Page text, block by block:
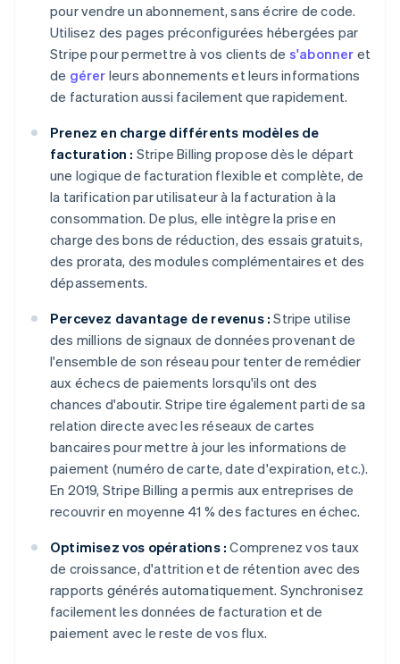
pour vendre un abonnement, sans écrire de code.
Utilisez des pages préconfigurées hébergées par
Stripe pour permettre à vos clients de s'abonner et
de gérer leurs abonnements et leurs informations
de facturation aussi facilement que rapidement.
Prenez en charge différents modèles de
facturation : Stripe Billing propose dès le départ
une logique de facturation flexible et complète, de
la tarification par utilisateur à la facturation à la
consommation. De plus, elle intègre la prise en
charge des bons de réduction, des essais gratuits,
des prorata, des modules complémentaires et des
dépassements.
Percevez davantage de revenus : Stripe utilise
des millions de signaux de données provenant de
l'ensemble de son réseau pour tenter de remédier
aux échecs de paiements lorsqu'ils ont des
chances d'aboutir. Stripe tire également parti de sa
relation directe avec les réseaux de cartes
bancaires pour mettre à jour les informations de
paiement (numéro de carte, date d'expiration, etc.).
En 2019, Stripe Billing a permis aux entreprises de
recouvrir en moyenne 41 % des factures en échec.
Optimisez vos opérations : Comprenez vos taux
de croissance, d'attrition et de rétention avec des
rapports générés automatiquement. Synchronisez
facilement les données de facturation et de
paiement avec le reste de vos flux.
Allemagne
DeutschEnglish
English
Autriche
Deutsch English
Belgique
Nederlands Français DeutschEnglish
Brésil
PortuguêsEnglish
Bulgarie
English
Canada
English Français
简体中文English
Chypre
English
Croatie
English Italiano
English
Émirats arabes unis
English
Espagne
Estonie
English
États-Unis
English Español 简体中文
EnglishSvenska